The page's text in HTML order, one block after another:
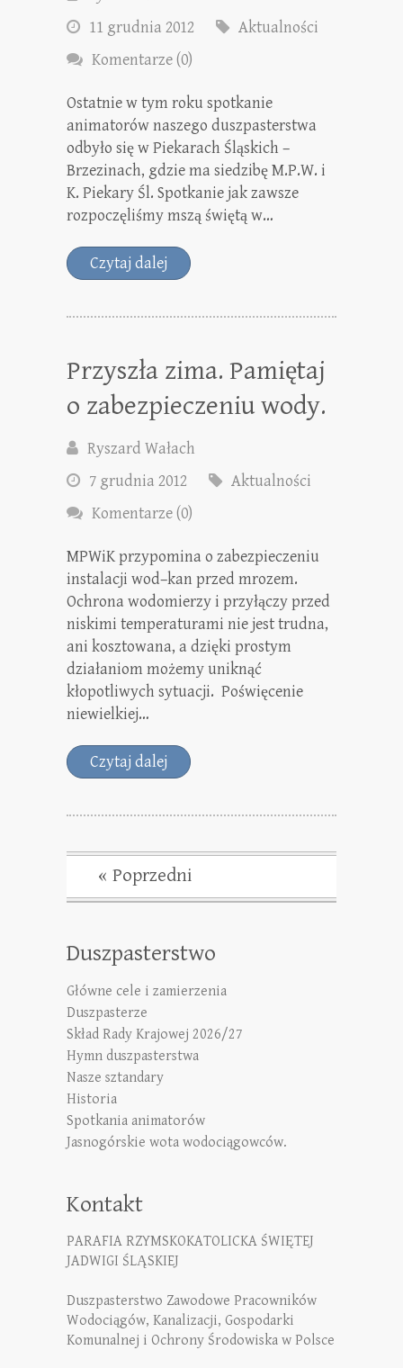
11 grudnia 2012
Aktualności
Komentarze (0)
Ostatnie w tym roku spotkanie
animatorów naszego duszpasterstwa
odbyło się w Piekarach Śląskich –
Brzezinach, gdzie ma siedzibę M.P.W. i
K. Piekary Śl. Spotkanie jak zawsze
rozpoczęliśmy mszą świętą w…
Czytaj dalej
Przyszła zima. Pamiętaj
o zabezpieczeniu wody.
Ryszard Wałach
7 grudnia 2012
Aktualności
Komentarze (0)
MPWiK przypomina o zabezpieczeniu
instalacji wod–kan przed mrozem.
Ochrona wodomierzy i przyłączy przed
niskimi temperaturami nie jest trudna,
ani kosztowana, a dzięki prostym
działaniom możemy uniknąć
kłopotliwych sytuacji. Poświęcenie
niewielkiej…
Czytaj dalej
« Poprzedni
Duszpasterstwo
Główne cele i zamierzenia
Duszpasterze
Skład Rady Krajowej 2026/27
Hymn duszpasterstwa
Nasze sztandary
Historia
Spotkania animatorów
Jasnogórskie wota wodociągowców.
Kontakt
PARAFIA RZYMSKOKATOLICKA ŚWIĘTEJ
JADWIGI ŚLĄSKIEJ
Duszpasterstwo Zawodowe Pracowników
Wodociągów, Kanalizacji, Gospodarki
Komunalnej i Ochrony Środowiska w Polsce